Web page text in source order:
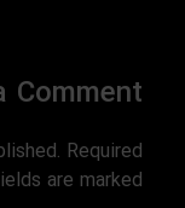
Comment
Required
are marked *